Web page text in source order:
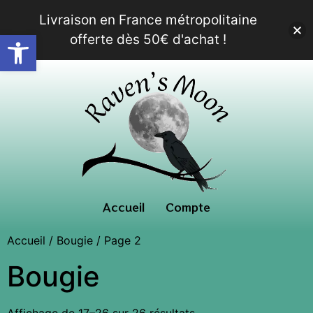
Ouvrir la barre d’outils
Accueil Compte
Accueil / Bougie / Page 2
Bougie
Livraison en France métropolitaine
offerte dès 50€ d'achat !